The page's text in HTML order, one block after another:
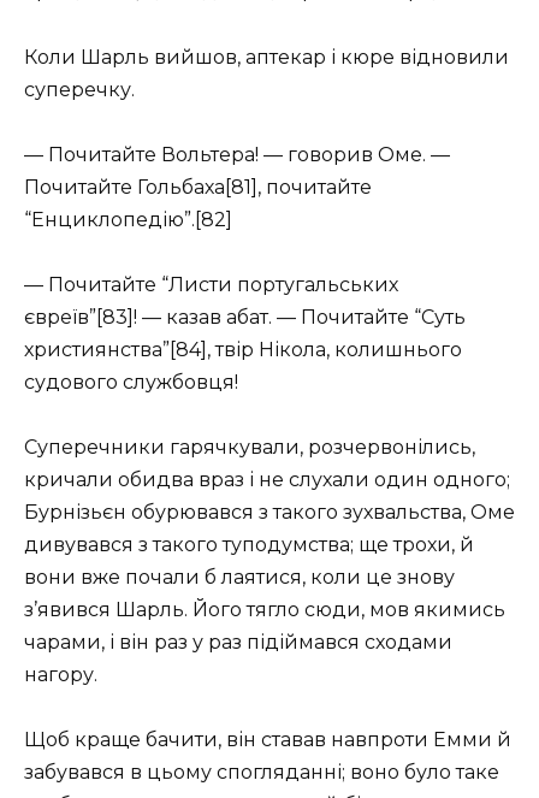
Коли Шарль вийшов, аптекар і кюре відновили
суперечку.
— Почитайте Вольтера! — говорив Оме. —
Почитайте Гольбаха[81], почитайте
“Енциклопедію”.[82]
— Почитайте “Листи португальських
євреїв”[83]! — казав абат. — Почитайте “Суть
християнства”[84], твір Нікола, колишнього
судового службовця!
Суперечники гарячкували, розчервонілись,
кричали обидва враз і не слухали один одного;
Бурнізьєн обурювався з такого зухвальства, Оме
дивувався з такого туподумства; ще трохи, й
вони вже почали б лаятися, коли це знову
з’явився Шарль. Його тягло сюди, мов якимись
чарами, і він раз у раз підіймався сходами
нагору.
Щоб краще бачити, він ставав навпроти Емми й
забувався в цьому спогляданні; воно було таке